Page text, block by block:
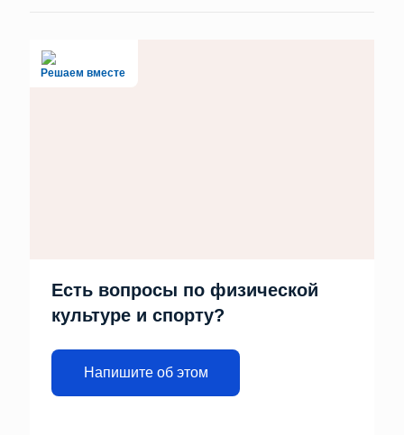
Решаем вместе
Есть вопросы по физической
культуре и спорту?
Напишите об этом